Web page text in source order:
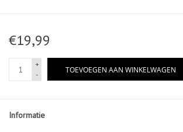
€19,99
+
-
TOEVOEGEN AAN WINKELWAGEN
Informatie